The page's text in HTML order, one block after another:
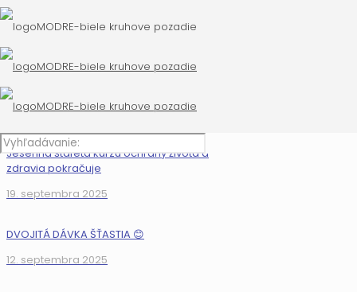
DVOJITÁ DÁVKA ŠŤASTIA 😊
12. septembra 2025
Jesenná štafeta kurzu ochrany života a
zdravia pokračuje
19. septembra 2025
DVOJITÁ DÁVKA ŠŤASTIA 😊
12. septembra 2025